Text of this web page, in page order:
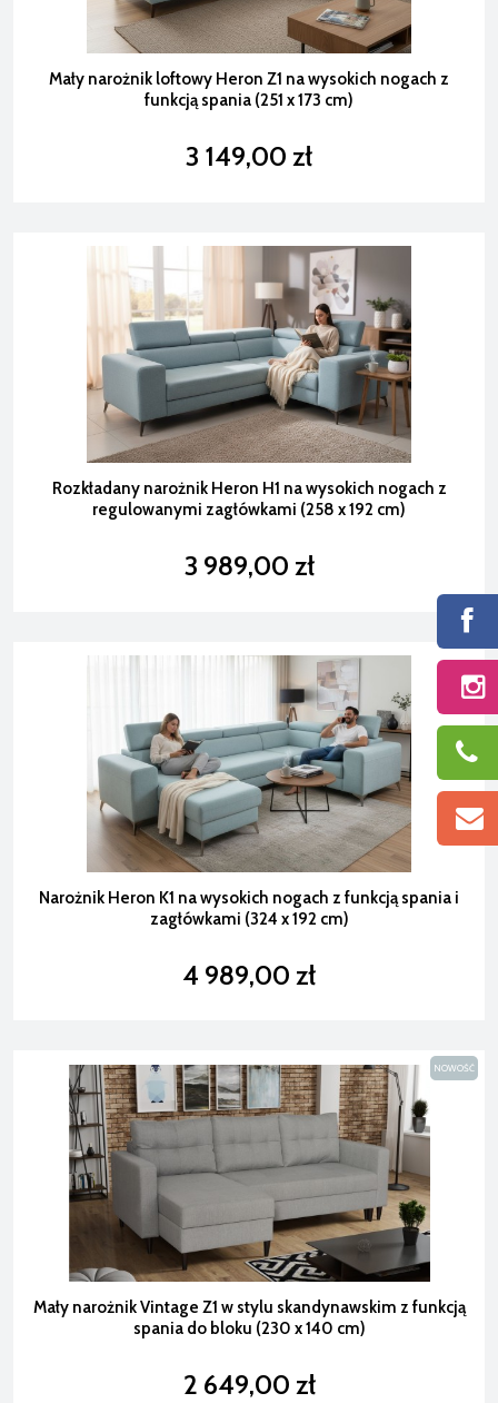
Mały narożnik loftowy Heron Z1 na wysokich nogach z
funkcją spania (251 x 173 cm)
3 149,00 zł
Rozkładany narożnik Heron H1 na wysokich nogach z
regulowanymi zagłówkami (258 x 192 cm)
3 989,00 zł
Narożnik Heron K1 na wysokich nogach z funkcją spania i
zagłówkami (324 x 192 cm)
4 989,00 zł
Mały narożnik Vintage Z1 w stylu skandynawskim z funkcją
spania do bloku (230 x 140 cm)
2 649,00 zł
NOWOŚĆ